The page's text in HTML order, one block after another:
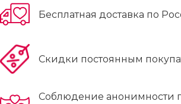
Бесплатная доставка по
Скидки постоянным
Соблюдение анонимности